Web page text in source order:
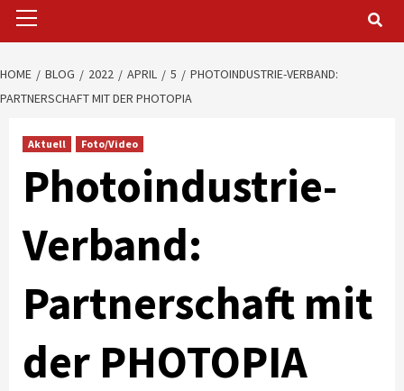
Menu
HOME BLOG 2022 APRIL 5
PHOTOINDUSTRIE-VERBAND:
PARTNERSCHAFT MIT DER PHOTOPIA
Aktuell Foto/Video
Photoindustrie-
Verband:
Partnerschaft mit
der PHOTOPIA